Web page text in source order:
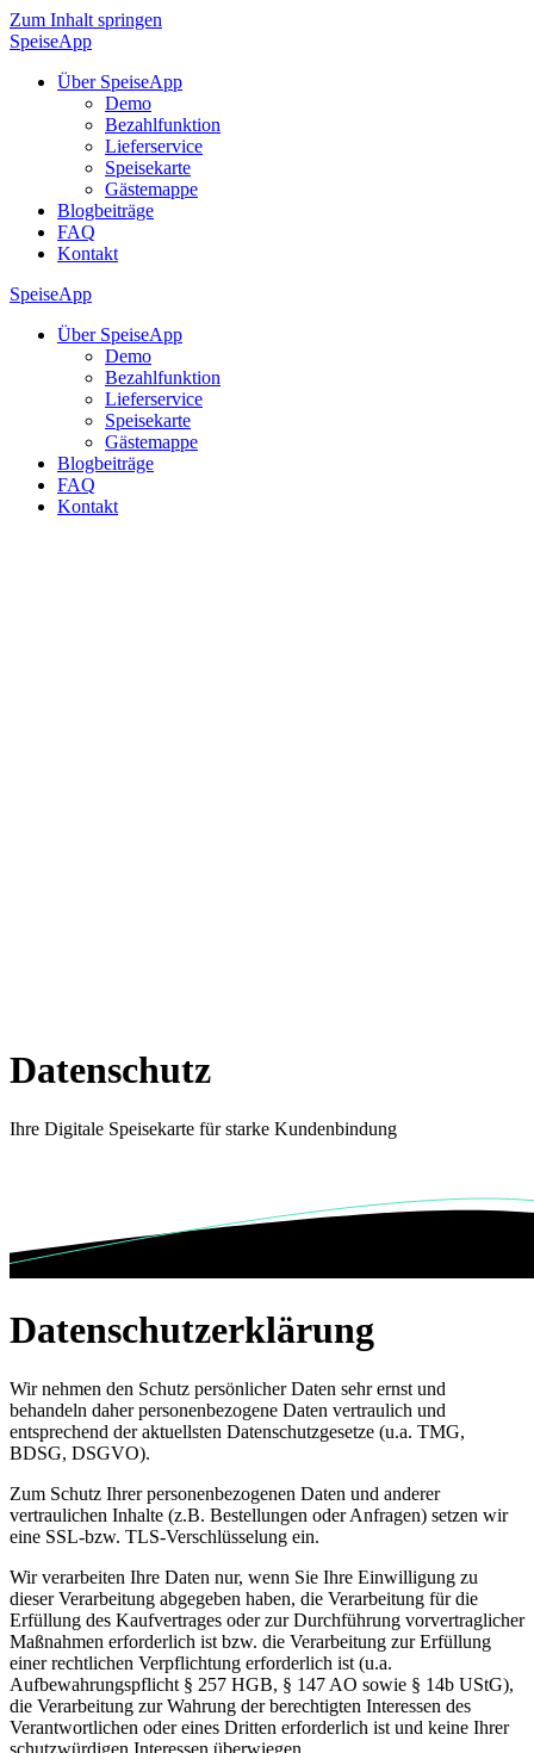
Zum Inhalt springen
SpeiseApp
Über SpeiseApp
Demo
Bezahlfunktion
Lieferservice
Speisekarte
Gästemappe
Blogbeiträge
FAQ
Kontakt
SpeiseApp
Über SpeiseApp
Demo
Bezahlfunktion
Lieferservice
Speisekarte
Gästemappe
Blogbeiträge
FAQ
Kontakt
Datenschutz
Ihre Digitale Speisekarte für starke Kundenbindung
Datenschutzerklärung
Wir nehmen den Schutz persönlicher Daten sehr ernst und
behandeln daher personenbezogene Daten vertraulich und
entsprechend der aktuellsten Datenschutzgesetze (u.a. TMG,
BDSG, DSGVO).
Zum Schutz Ihrer personenbezogenen Daten und anderer
vertraulichen Inhalte (z.B. Bestellungen oder Anfragen) setzen wir
eine SSL-bzw. TLS-Verschlüsselung ein.
Wir verarbeiten Ihre Daten nur, wenn Sie Ihre Einwilligung zu
dieser Verarbeitung abgegeben haben, die Verarbeitung für die
Erfüllung des Kaufvertrages oder zur Durchführung vorvertraglicher
Maßnahmen erforderlich ist bzw. die Verarbeitung zur Erfüllung
einer rechtlichen Verpflichtung erforderlich ist (u.a.
Aufbewahrungspflicht § 257 HGB, § 147 AO sowie § 14b UStG),
die Verarbeitung zur Wahrung der berechtigten Interessen des
Verantwortlichen oder eines Dritten erforderlich ist und keine Ihrer
schutzwürdigen Interessen überwiegen.